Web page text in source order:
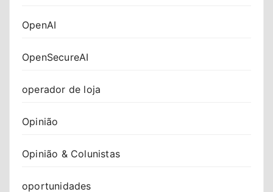
OpenAI
OpenSecureAI
operador de loja
Opinião
Opinião & Colunistas
oportunidades